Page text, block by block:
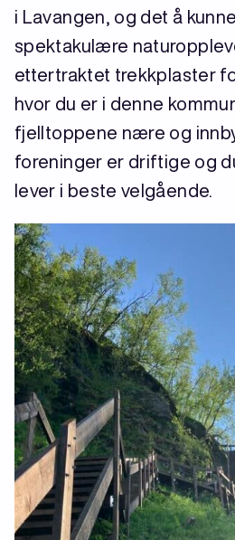
i Lavangen, og det å
spektakulære
ettertraktet trekkplaster
hvor du er i denne
fjelltoppene nære og
foreninger er driftige og
lever i beste velgående.